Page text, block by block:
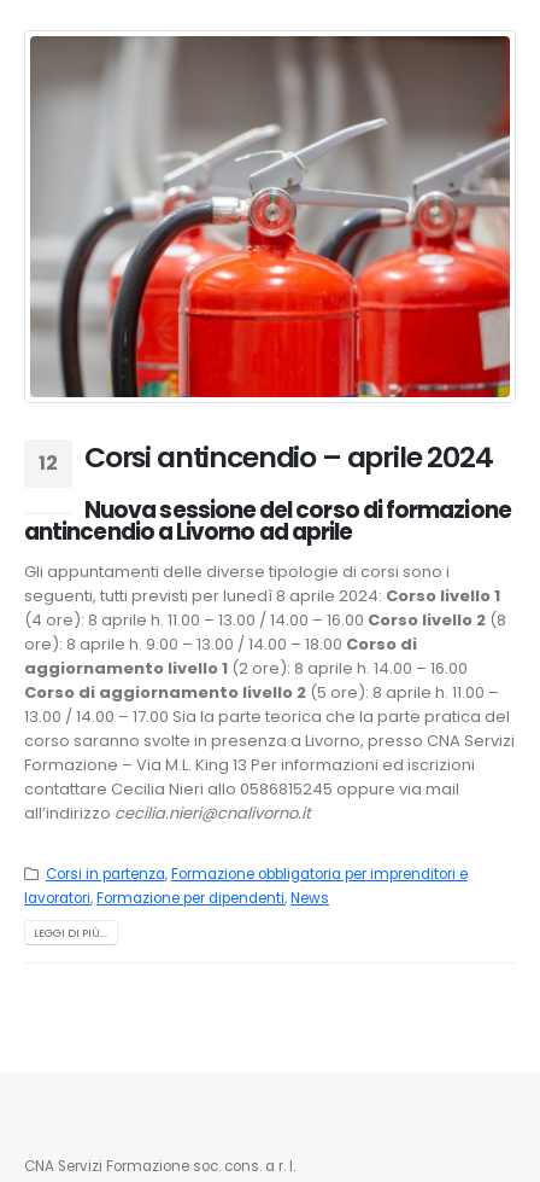
12 Corsi antincendio – aprile 2024
Nuova sessione del corso di formazione
antincendio a Livorno ad aprile
Gli appuntamenti delle diverse tipologie di corsi sono i
seguenti, tutti previsti per lunedì 8 aprile 2024: Corso livello 1
(4 ore): 8 aprile h. 11.00 – 13.00 / 14.00 – 16.00 Corso livello 2 (8
ore): 8 aprile h. 9.00 – 13.00 / 14.00 – 18.00 Corso di
aggiornamento livello 1 (2 ore): 8 aprile h. 14.00 – 16.00
Corso di aggiornamento livello 2 (5 ore): 8 aprile h. 11.00 –
13.00 / 14.00 – 17.00 Sia la parte teorica che la parte pratica del
corso saranno svolte in presenza a Livorno, presso CNA Servizi
Formazione – Via M.L. King 13 Per informazioni ed iscrizioni
contattare Cecilia Nieri allo 0586815245 oppure via mail
all’indirizzo cecilia.nieri@cnalivorno.it
Corsi in partenza,Formazione obbligatoria per imprenditori e
lavoratori,Formazione per dipendenti,News
LEGGI DI PIÙ...
CNA Servizi Formazione soc. cons. a r. l.